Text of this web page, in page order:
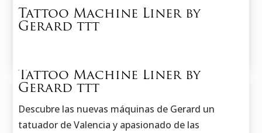
Tattoo Machine Liner by
Gerard ttt
Tattoo Machine Liner by
Gerard ttt
Descubre las nuevas máquinas de Gerard un
tatuador de Valencia y apasionado de las